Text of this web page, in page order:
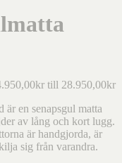
till 28.950,00kr
en senapsgul matta
av lång och kort lugg.
är handgjorda, är
sig från varandra.